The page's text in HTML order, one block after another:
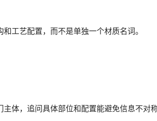
工艺配置，而不是单独一个材质名词。
主体，追问具体部位和配置能避免信息不对